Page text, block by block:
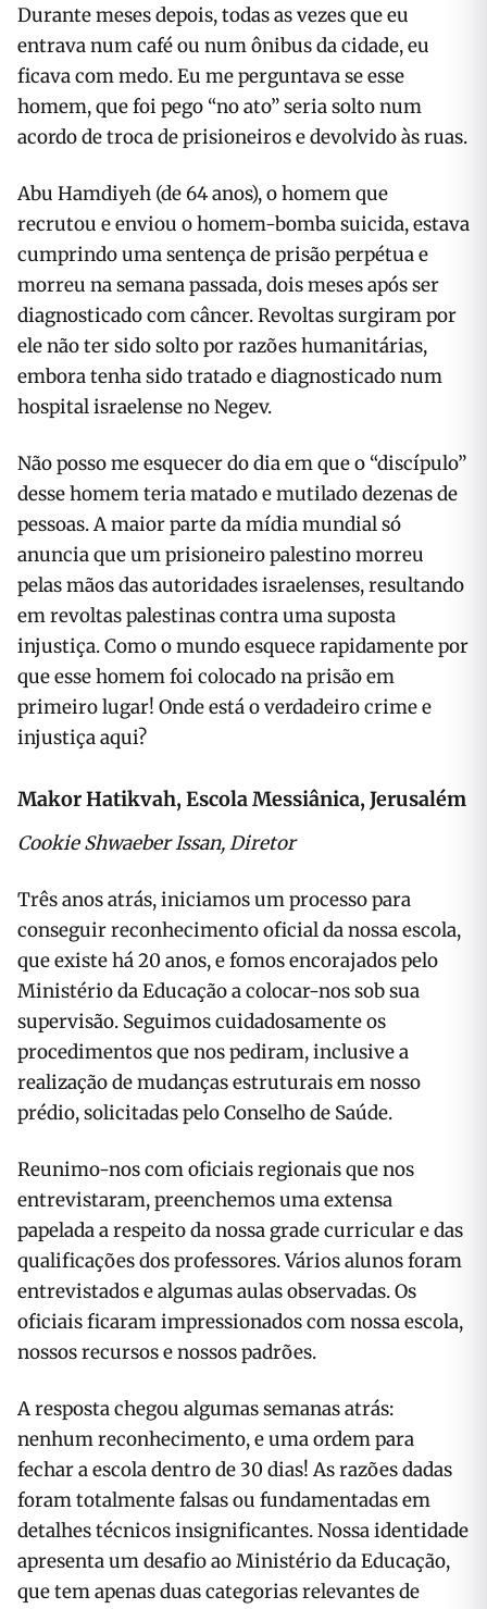
Durante meses depois, todas as vezes que eu
entrava num café ou num ônibus da cidade, eu
ficava com medo. Eu me perguntava se esse
homem, que foi pego “no ato” seria solto num
acordo de troca de prisioneiros e devolvido às ruas.
Abu Hamdiyeh (de 64 anos), o homem que
recrutou e enviou o homem-bomba suicida, estava
cumprindo uma sentença de prisão perpétua e
morreu na semana passada, dois meses após ser
diagnosticado com câncer. Revoltas surgiram por
ele não ter sido solto por razões humanitárias,
embora tenha sido tratado e diagnosticado num
hospital israelense no Negev.
Não posso me esquecer do dia em que o “discípulo”
desse homem teria matado e mutilado dezenas de
pessoas. A maior parte da mídia mundial só
anuncia que um prisioneiro palestino morreu
pelas mãos das autoridades israelenses, resultando
em revoltas palestinas contra uma suposta
injustiça. Como o mundo esquece rapidamente por
que esse homem foi colocado na prisão em
primeiro lugar! Onde está o verdadeiro crime e
injustiça aqui?
Makor Hatikvah, Escola Messiânica, Jerusalém
Cookie Shwaeber Issan, Diretor
Três anos atrás, iniciamos um processo para
conseguir reconhecimento oficial da nossa escola,
que existe há 20 anos, e fomos encorajados pelo
Ministério da Educação a colocar-nos sob sua
supervisão. Seguimos cuidadosamente os
procedimentos que nos pediram, inclusive a
realização de mudanças estruturais em nosso
prédio, solicitadas pelo Conselho de Saúde.
Reunimo-nos com oficiais regionais que nos
entrevistaram, preenchemos uma extensa
papelada a respeito da nossa grade curricular e das
qualificações dos professores. Vários alunos foram
entrevistados e algumas aulas observadas. Os
oficiais ficaram impressionados com nossa escola,
nossos recursos e nossos padrões.
A resposta chegou algumas semanas atrás:
nenhum reconhecimento, e uma ordem para
fechar a escola dentro de 30 dias! As razões dadas
foram totalmente falsas ou fundamentadas em
detalhes técnicos insignificantes. Nossa identidade
apresenta um desafio ao Ministério da Educação,
que tem apenas duas categorias relevantes de